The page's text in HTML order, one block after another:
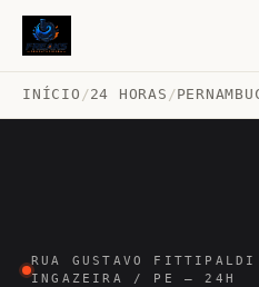
INÍCIO /24 HORAS /
RUA GUSTAVO FITTIPALDI
INGAZEIRA / PE — 24H